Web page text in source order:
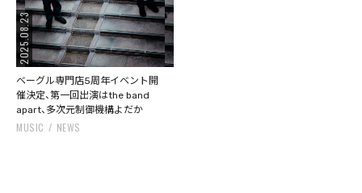
2025.08.23
ベーグル専門店5周年イベント開
催決定、第一回出演はthe band
apart、多次元制御機構よだか
MUSIC NEWS